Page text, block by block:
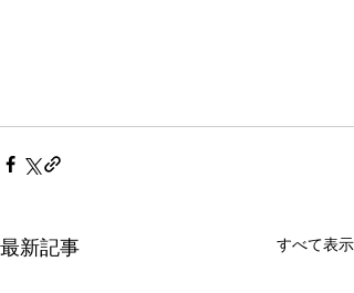
最新記事 すべて表示